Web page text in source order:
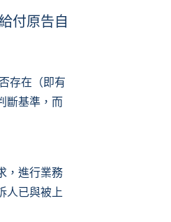
付原告自
存在（即有
斷基準，而
，進行業務
人已與被上